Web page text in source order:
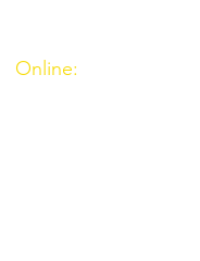
Online: